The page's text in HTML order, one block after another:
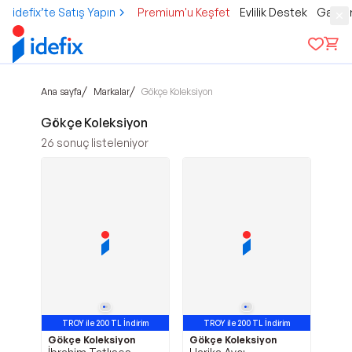
idefix’te Satış Yapın Premium'u Keşfet Evlilik Destek
Ana sayfa/ Markalar/ Gökçe Koleksiyon
Gökçe Koleksiyon
26 sonuç listeleniyor
TROY ile 200 TL İndirim
Gökçe Koleksiyon
TROY ile 200 TL İndirim
Gökçe Koleksiyon